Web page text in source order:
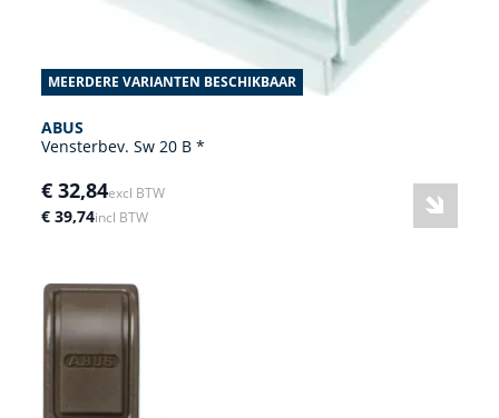
MEERDERE VARIANTEN BESCHIKBAAR
ABUS
Vensterbev. Sw 20 B *
€ 32,84excl BTW
€ 39,74incl BTW